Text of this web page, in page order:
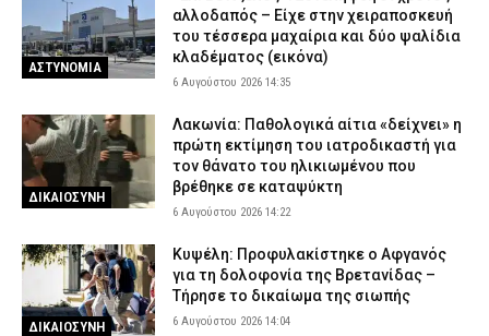
ΑΣΤΥΝΟΜΙΑ
αλλοδαπός – Είχε στην χειραποσκευή
του τέσσερα μαχαίρια και δύο ψαλίδια
κλαδέματος (εικόνα)
6 Αυγούστου 2026 14:35
ΔΙΚΑΙΟΣΥΝΗ
Λακωνία: Παθολογικά αίτια «δείχνει» η
πρώτη εκτίμηση του ιατροδικαστή για
τον θάνατο του ηλικιωμένου που
βρέθηκε σε καταψύκτη
6 Αυγούστου 2026 14:22
ΔΙΚΑΙΟΣΥΝΗ
Κυψέλη: Προφυλακίστηκε ο Αφγανός
για τη δολοφονία της Βρετανίδας –
Τήρησε το δικαίωμα της σιωπής
6 Αυγούστου 2026 14:04